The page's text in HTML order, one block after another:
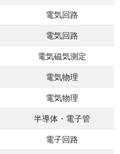
電気回路
電気回路
電気磁気測定
電気物理
電気物理
半導体・電子管
電子回路